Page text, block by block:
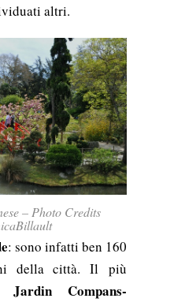
altri.
– Photo Credits
: sono infatti ben 160
della città. Il più
ilJardin Compans-